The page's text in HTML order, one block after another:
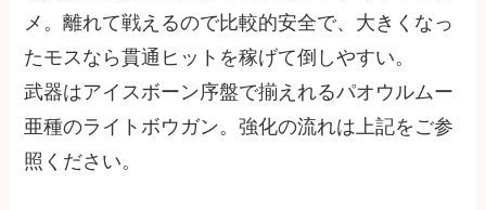
メ。離れて戦えるので比較的安全で、大きくなっ
たモスなら貫通ヒットを稼げて倒しやすい。
武器はアイスボーン序盤で揃えれるパオウルムー
亜種のライトボウガン。強化の流れは上記をご参
照ください。